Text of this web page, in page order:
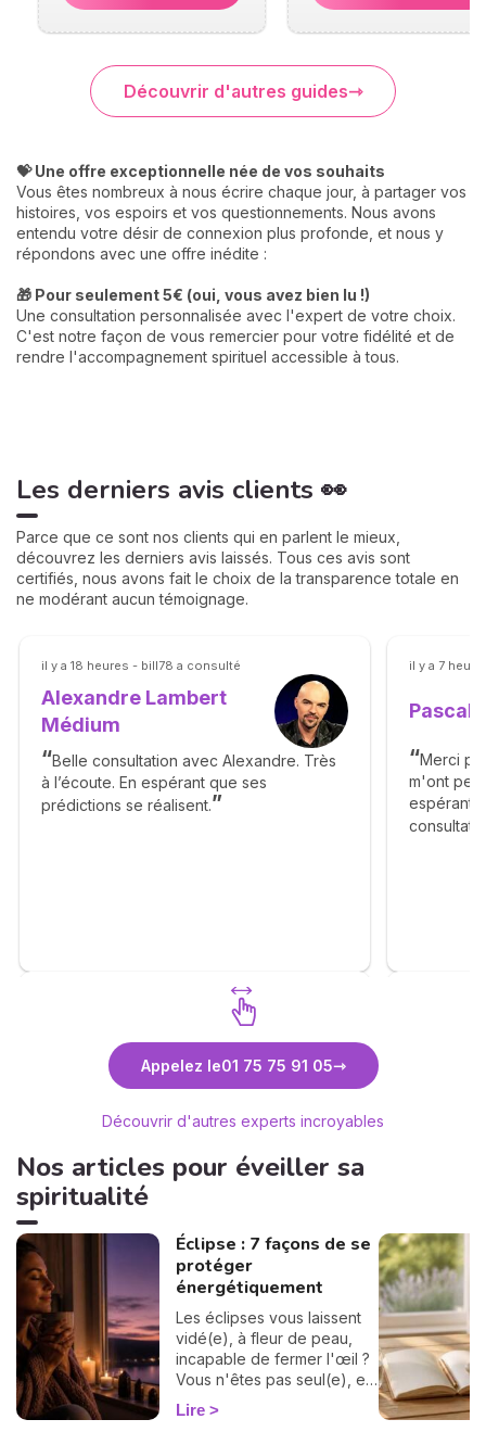
Découvrir d'autres guides
💝 Une offre exceptionnelle née de vos souhaits
Vous êtes nombreux à nous écrire chaque jour, à partager vos
histoires, vos espoirs et vos questionnements. Nous avons
entendu votre désir de connexion plus profonde, et nous y
répondons avec une offre inédite :
🎁 Pour seulement 5€ (oui, vous avez bien lu !)
Une consultation personnalisée avec l'expert de votre choix.
C'est notre façon de vous remercier pour votre fidélité et de
rendre l'accompagnement spirituel accessible à tous.
Les derniers avis clients 👀
Parce que ce sont nos clients qui en parlent le mieux,
découvrez les derniers avis laissés. Tous ces avis sont
certifiés, nous avons fait le choix de la transparence totale en
ne modérant aucun témoignage.
il y a 18 heures - bill78 a consulté
Alexandre Lambert
Médium
Belle consultation avec Alexandre. Très
à l’écoute. En espérant que ses
prédictions se réalisent.
Découvrez Alexandre Lambert
Médium
il y a 7
Pascal
Merci
m'ont
espérant
Appelez le01 75 75 91 05
Découvrir d'autres experts incroyables
Nos articles pour éveiller sa
spiritualité
Éclipse : 7 façons de se
protéger
énergétiquement
Les éclipses vous laissent
vidé(e), à fleur de peau,
incapable de fermer l'œil ?
Vous n'êtes pas seul(e), et
surtout : ça se traverse en
douceur. Voici 7 gestes
Lire